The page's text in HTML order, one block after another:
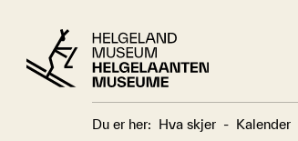
Du er her: Hva skjer - Kalender